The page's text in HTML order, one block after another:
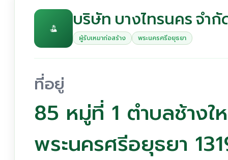
บริษัท บางไทรนคร จำกั
ผู้รับเหมาก่อสร้าง พระนครศรีอยุธยา
ที่อยู่
85 หมู่ที่ 1 ตำบลช้างใ
พระนครศรีอยุธยา